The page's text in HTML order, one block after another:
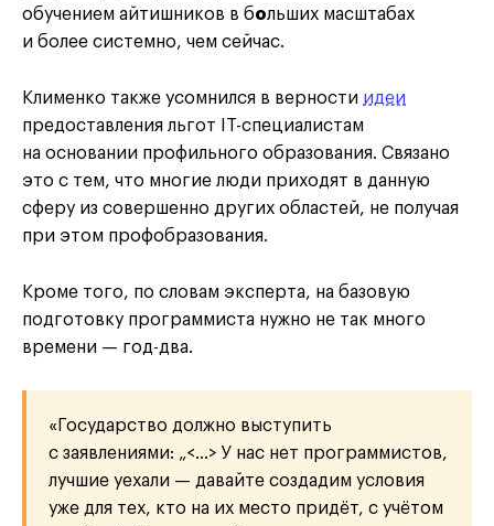
обучением айтишников в больших масштабах
и более системно, чем сейчас.
Клименко также усомнился в верности идеи
предоставления льгот IT-специалистам
на основании профильного образования. Связано
это с тем, что многие люди приходят в данную
сферу из совершенно других областей, не получая
при этом профобразования.
Кроме того, по словам эксперта, на базовую
подготовку программиста нужно не так много
времени — год-два.
«Государство должно выступить
с заявлениями: „<…> У нас нет программистов,
лучшие уехали — давайте создадим условия
уже для тех, кто на их место придёт, с учётом